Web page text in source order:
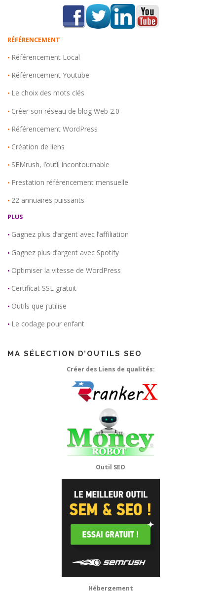
RÉFÉRENCEMENT
• Référencement Local
• Référencement Youtube
• Le choix des mots clés
• Créer son réseau de blog Web 2.0
• Référencement WordPress
• Création de liens
• SEMrush, l’outil incontournable
• Prestation référencement mensuelle
• 22 annuaires puissants
PLUS
• Gagnez plus d’argent avec l’affiliation
• Gagnez plus d’argent avec Spotify
• Optimiser la vitesse de WordPress
• Certificat SSL gratuit
• Outils que j’utilise
• Le codage pour enfant
MA SÉLECTION D’OUTILS SEO
Créer des Liens de qualités:
Outil SEO
Hébergement